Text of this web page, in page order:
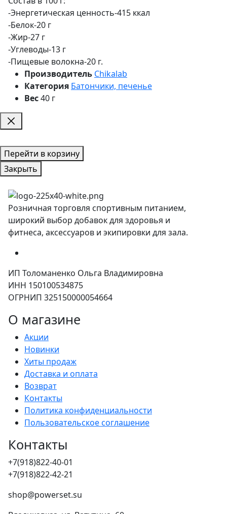
-Энергетическая ценность-415 ккал
-Белок-20 г
-Жир-27 г
-Углеводы-13 г
-Пищевые волокна-20 г.
Производитель Chikalab
Категория Батончики, печенье
Вес40 г
Перейти в корзину
Закрыть
Розничная торговля спортивным питанием,
широкий выбор добавок для здоровья и
фитнеса, аксессуаров и экипировки для зала.
ИП Толоманенко Ольга Владимировна
ИНН 150100534875
ОГРНИП 325150000054664
О магазине
Акции
Новинки
Хиты продаж
Доставка и оплата
Возврат
Контакты
Политика конфиденциальности
Пользовательское соглашение
Контакты
+7(918)822-40-01
+7(918)822-42-21
shop@powerset.su